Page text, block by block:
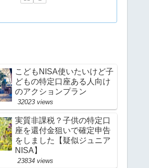
こどもNISA使いたいけど子
どもの特定口座ある人向け
のアクションプラン
32023 views
実質非課税？子供の特定口
座を還付金狙いで確定申告
をしました【疑似ジュニア
NISA】
23834 views